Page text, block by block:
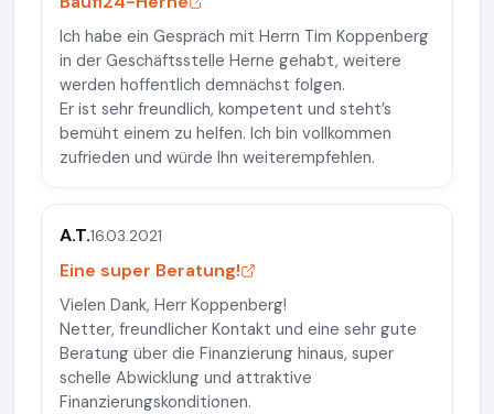
Ich habe ein Gespräch mit Herrn Tim Koppenberg
in der Geschäftsstelle Herne gehabt, weitere
werden hoffentlich demnächst folgen.
Er ist sehr freundlich, kompetent und steht’s
bemüht einem zu helfen. Ich bin vollkommen
zufrieden und würde Ihn weiterempfehlen.
A.T.16.03.2021
Eine super Beratung!
Vielen Dank, Herr Koppenberg!
Netter, freundlicher Kontakt und eine sehr gute
Beratung über die Finanzierung hinaus, super
schelle Abwicklung und attraktive
Finanzierungskonditionen.